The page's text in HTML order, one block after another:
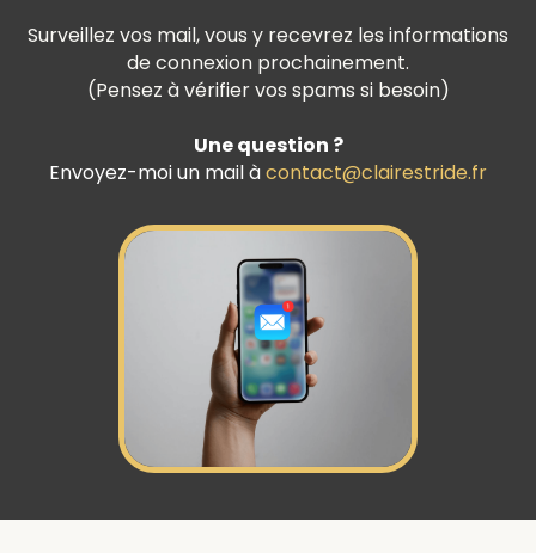
Surveillez vos mail, vous y recevrez les informations
de connexion prochainement.
(Pensez à vérifier vos spams si besoin)
Une question ?
Envoyez-moi un mail àcontact@clairestride.fr